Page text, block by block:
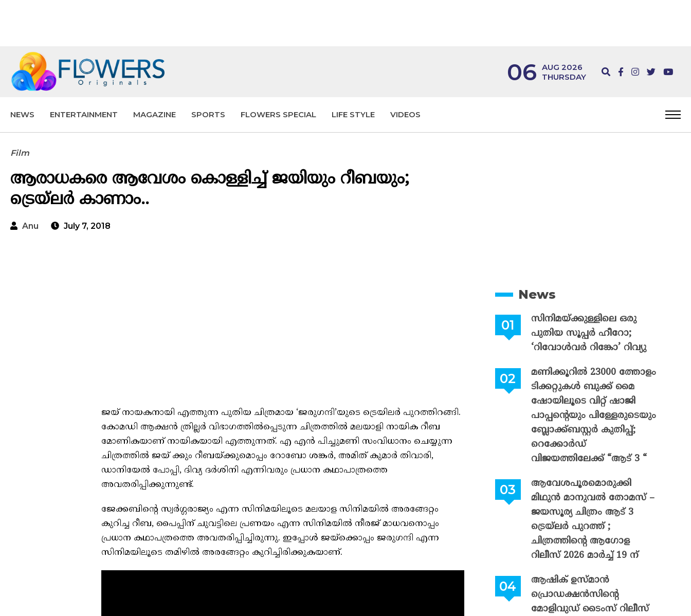
06 AUG 2026
THURSDAY
NEWS ENTERTAINMENT MAGAZINE SPORTS FLOWERS SPECIAL LIFE STYLE VIDEOS
Film
ആരാധകരെ ആവേശം കൊള്ളിച്ച് ജയിയും റീബയും;
ട്രെയ്‌ലർ കാണാം..
Anu July 7, 2018
ജയ് നായകനായി എത്തുന്ന പുതിയ ചിത്രമായ ‘ജരുഗന്ദി’യുടെ ട്രെയിലര്‍ പുറത്തിറങ്ങി.
കോമഡി ആക്ഷൻ ത്രില്ലർ വിഭാഗത്തിൽപ്പെടുന്ന ചിത്രത്തിൽ മലയാളി നായിക റീബ
മോണികയാണ് നായികയായി എത്തുന്നത്. എ എൻ പിച്ചുമണി സംവിധാനം ചെയ്യുന്ന
ചിത്രത്തിൽ ജയ് ക്കും റീബയ്ക്കുമൊപ്പം റോബോ ശങ്കര്‍, അമിത് കുമാര്‍ തിവാരി,
ഡാനിയേല്‍ പോപ്പി, ദിവ്യ ദര്‍ശിനി എന്നിവരും പ്രധാന കഥാപാത്രത്തെ
അവതരിപ്പിക്കുന്നുണ്ട്.
ജേക്കബിന്റെ സ്വർഗ്ഗരാജ്യം എന്ന സിനിമയിലൂടെ മലയാള സിനിമയിൽ അരങ്ങേറ്റം
കുറിച്ച റീബ, പൈപ്പിന് ചുവട്ടിലെ പ്രണയം എന്ന സിനിമയിൽ നീരജ് മാധവനൊപ്പം
പ്രധാന കഥാപത്രത്തെ അവതരിപ്പിച്ചിരുന്നു. ഇപ്പോൾ ജയ്‌ക്കൊപ്പം ജരുഗന്ദി എന്ന
സിനിമയിലൂടെ തമിഴിൽ അരങ്ങേറ്റം കുറിച്ചിരിക്കുകയാണ്.
News
സിനിമയ്ക്കുള്ളിലെ ഒരു
പുതിയ സൂപ്പർ ഹീറോ;
‘റിവോൾവർ റിങ്കോ’ റിവ്യു
മണിക്കൂറിൽ 23000 ത്തോളം
ടിക്കറ്റുകൾ ബുക്ക് മൈ
ഷോയിലൂടെ വിറ്റ് ഷാജി
പാപ്പന്റെയും പിള്ളേരുടെയും
ബ്ലോക്ക്ബസ്റ്റർ കുതിപ്പ്;
റെക്കോർഡ്
വിജയത്തിലേക്ക് “ആട് 3 “
ആവേശപൂരമൊരുക്കി
മിഥുൻ മാനുവൽ തോമസ് –
ജയസൂര്യ ചിത്രം ആട് 3
ട്രെയ്‌ലർ പുറത്ത് ;
ചിത്രത്തിന്റെ ആഗോള
റിലീസ് 2026 മാർച്ച് 19 ന്
ആഷിക് ഉസ്മാൻ
പ്രൊഡക്ഷൻസിന്റെ
മോളിവുഡ് ടൈംസ് റിലീസ്